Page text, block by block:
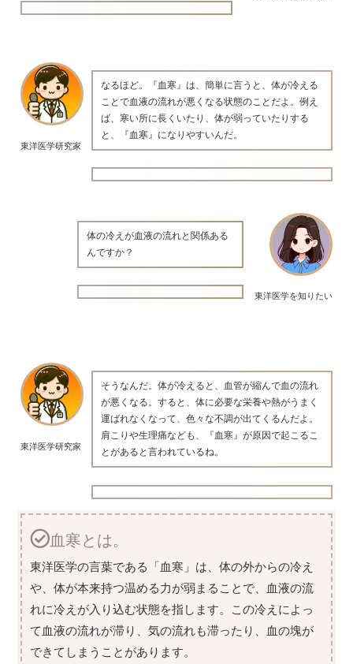
東洋医学研究家
なるほど。『血寒』は、簡単に言うと、体が冷える
ことで血液の流れが悪くなる状態のことだよ。例え
ば、寒い所に長くいたり、体が弱っていたりする
と、『血寒』になりやすいんだ。
東洋医学を知りたい
体の冷えが血液の流れと関係ある
んですか？
東洋医学研究家
そうなんだ。体が冷えると、血管が縮んで血の流れ
が悪くなる。すると、体に必要な栄養や熱がうまく
運ばれなくなって、色々な不調が出てくるんだよ。
肩こりや生理痛なども、『血寒』が原因で起こるこ
とがあると言われているね。
血寒とは。
東洋医学の言葉である「血寒」は、体の外からの冷え
や、体が本来持つ温める力が弱まることで、血液の流
れに冷えが入り込む状態を指します。この冷えによっ
て血液の流れが滞り、気の流れも滞ったり、血の塊が
できてしまうことがあります。